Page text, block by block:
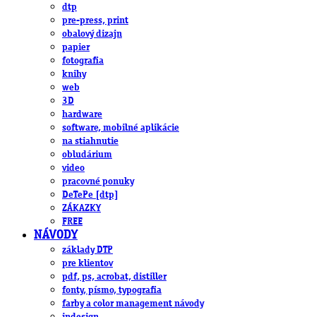
dtp
pre-press, print
obalový dizajn
papier
fotografia
knihy
web
3D
hardware
software, mobilné aplikácie
na stiahnutie
obludárium
video
pracovné ponuky
DeTePe [dtp]
ZÁKAZKY
FREE
NÁVODY
základy DTP
pre klientov
pdf, ps, acrobat, distiller
fonty, písmo, typografia
farby a color management návody